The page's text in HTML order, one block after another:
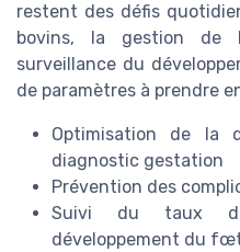
restent des défis
bovins, la gestion de
surveillance du
de paramètres à prendre
Optimisation de la
diagnostic gestation
Prévention des
Suivi du taux
développement du